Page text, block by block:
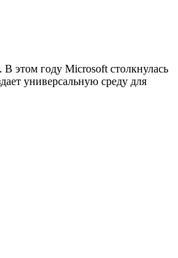
этом году Microsoft столкнулась
универсальную среду для